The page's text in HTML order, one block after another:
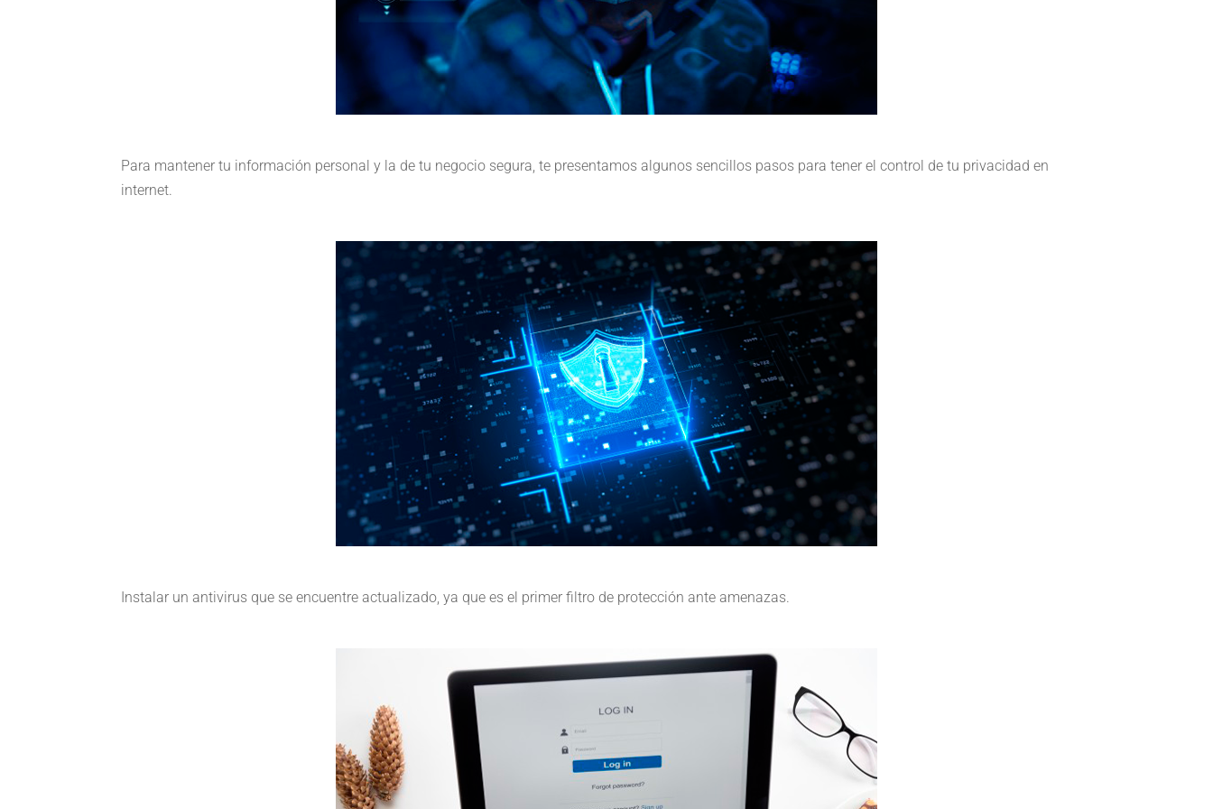
Para mantener tu información personal y la de tu negocio segura, te presentamos algunos sencillos pasos para tener el control de tu privacidad en
internet.
Instalar un antivirus que se encuentre actualizado, ya que es el primer filtro de protección ante amenazas.